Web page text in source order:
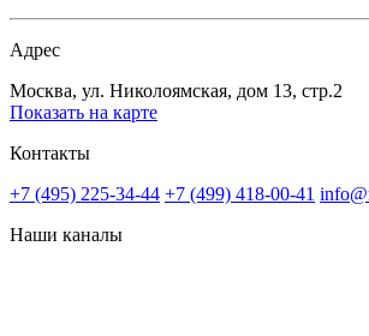
Адрес
Москва, ул. Николоямская, дом 13, стр.2
Показать на карте
Контакты
+7 (495) 225-34-44 +7 (499) 418-00-41
Наши каналы